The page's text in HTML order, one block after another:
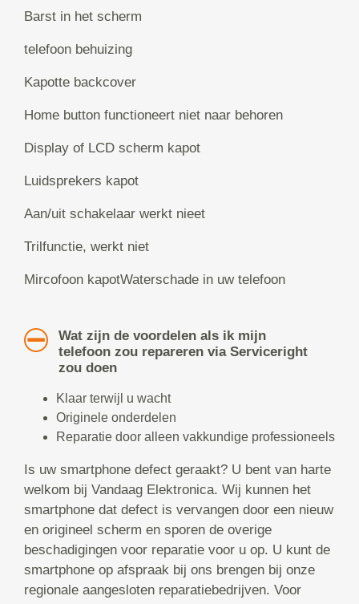
Barst in het scherm
telefoon behuizing
Kapotte backcover
Home button functioneert niet naar behoren
Display of LCD scherm kapot
Luidsprekers kapot
Aan/uit schakelaar werkt nieet
Trilfunctie, werkt niet
Mircofoon kapotWaterschade in uw telefoon
Wat zijn de voordelen als ik mijn
telefoon zou repareren via Serviceright
zou doen
Klaar terwijl u wacht
Originele onderdelen
Reparatie door alleen vakkundige professioneels
Is uw smartphone defect geraakt? U bent van harte
welkom bij Vandaag Elektronica. Wij kunnen het
smartphone dat defect is vervangen door een nieuw
en origineel scherm en sporen de overige
beschadigingen voor reparatie voor u op. U kunt de
smartphone op afspraak bij ons brengen bij onze
regionale aangesloten reparatiebedrijven. Voor